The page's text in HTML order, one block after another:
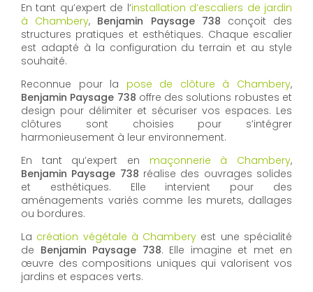
En tant qu’expert de l’installation d’escaliers de jardin
à Chambery, Benjamin Paysage 738 conçoit des
structures pratiques et esthétiques. Chaque escalier
est adapté à la configuration du terrain et au style
souhaité.
Reconnue pour la pose de clôture à Chambery,
Benjamin Paysage 738 offre des solutions robustes et
design pour délimiter et sécuriser vos espaces. Les
clôtures sont choisies pour s’intégrer
harmonieusement à leur environnement.
En tant qu’expert en maçonnerie à Chambery,
Benjamin Paysage 738 réalise des ouvrages solides
et esthétiques. Elle intervient pour des
aménagements variés comme les murets, dallages
ou bordures.
La création végétale à Chambery est une spécialité
de Benjamin Paysage 738. Elle imagine et met en
œuvre des compositions uniques qui valorisent vos
jardins et espaces verts.